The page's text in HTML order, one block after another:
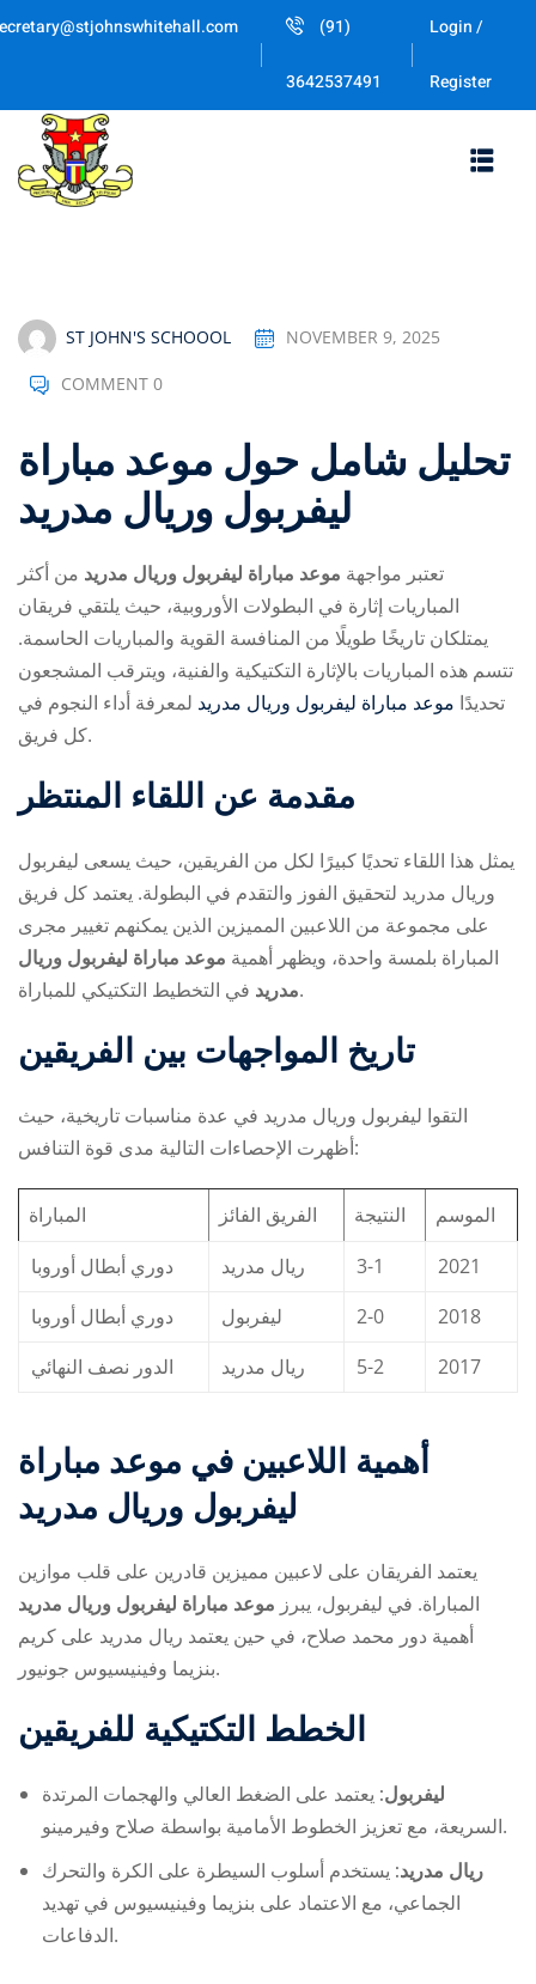
Skip
(91)
3642537491
Login /
Register
ST JOHN'S SCHOOOL NOVEMBER 9, 2025
COMMENT 0
تحليل شامل حول موعد مباراة
ليفربول وريال مدريد
تعتبر مواجهة موعد مباراة ليفربول وريال مدريد من أكثر
المباريات إثارة في البطولات الأوروبية، حيث يلتقي فريقان
يمتلكان تاريخًا طويلًا من المنافسة القوية والمباريات الحاسمة.
تتسم هذه المباريات بالإثارة التكتيكية والفنية، ويترقب المشجعون
تحديدًا موعد مباراة ليفربول وريال مدريد لمعرفة أداء النجوم في
كل فريق.
مقدمة عن اللقاء المنتظر
يمثل هذا اللقاء تحديًا كبيرًا لكل من الفريقين، حيث يسعى ليفربول
وريال مدريد لتحقيق الفوز والتقدم في البطولة. يعتمد كل فريق
على مجموعة من اللاعبين المميزين الذين يمكنهم تغيير مجرى
المباراة بلمسة واحدة، ويظهر أهمية موعد مباراة ليفربول وريال
مدريدفي التخطيط التكتيكي للمباراة.
تاريخ المواجهات بين الفريقين
التقوا ليفربول وريال مدريد في عدة مناسبات تاريخية، حيث
أظهرت الإحصاءات التالية مدى قوة التنافس:
المباراة الفريق الفائز النتيجة
الموسم
دوري أبطال أوروبا
ريال مدريد 3-1
2021
دوري أبطال أوروبا
ليفربول 2-0
2018
الدور نصف النهائي
ريال مدريد 5-2 2017
أهمية اللاعبين في موعد مباراة
ليفربول وريال مدريد
يعتمد الفريقان على لاعبين مميزين قادرين على قلب موازين
المباراة. في ليفربول، يبرز موعد مباراة ليفربول وريال مدريد
أهمية دور محمد صلاح، في حين يعتمد ريال مدريد على كريم
بنزيما وفينيسيوس جونيور.
الخطط التكتيكية للفريقين
ليفربول: يعتمد على الضغط العالي والهجمات المرتدة
السريعة، مع تعزيز الخطوط الأمامية بواسطة صلاح وفيرمينو.
ريال مدريد: يستخدم أسلوب السيطرة على الكرة والتحرك
الجماعي، مع الاعتماد على بنزيما وفينيسيوس في تهديد
الدفاعات.